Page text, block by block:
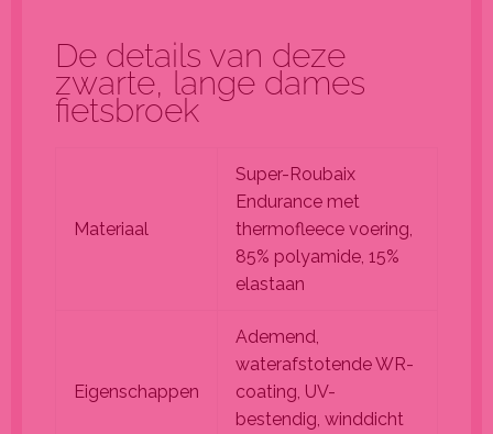
De details van deze
zwarte, lange dames
fietsbroek
Materiaal
Super-Roubaix
Endurance met
thermofleece voering,
85% polyamide, 15%
elastaan
Eigenschappen
Ademend,
waterafstotende WR-
coating, UV-
bestendig, winddicht